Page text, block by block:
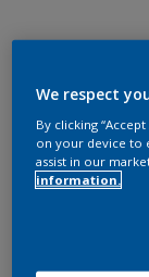
We respect
By clicking
on your device to
assist in our
information.